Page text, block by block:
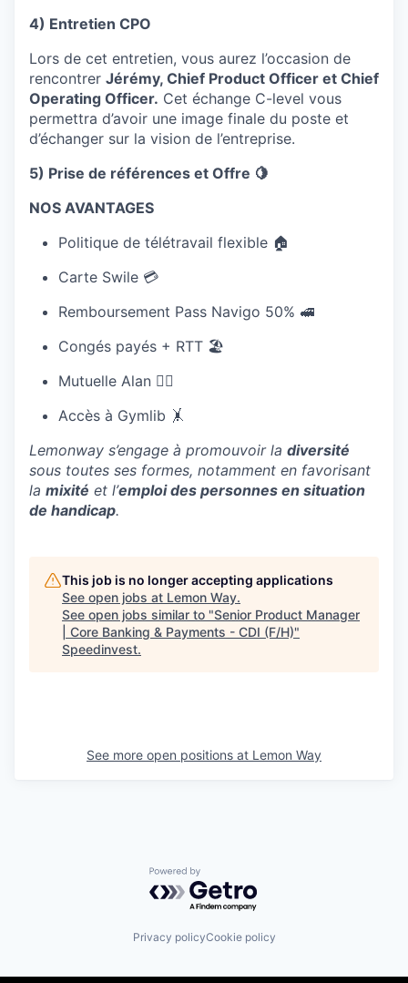
4) Entretien CPO
Lors de cet entretien, vous aurez l’occasion de
rencontrer Jérémy, Chief Product Officer et Chief
Operating Officer. Cet échange C-level vous
permettra d’avoir une image finale du poste et
d’échanger sur la vision de l’entreprise.
5) Prise de références et Offre 🍋
NOS AVANTAGES
Politique de télétravail flexible 🏠
Carte Swile 💳
Remboursement Pass Navigo 50% 🚅
Congés payés + RTT 🏖
Mutuelle Alan 👩‍⚕️
Accès à Gymlib 🤸
Lemonway s’engage à promouvoir la diversité
sous toutes ses formes, notamment en favorisant
la mixité et l’emploi des personnes en situation
de handicap.
This job is no longer accepting applications
See open jobs at Lemon Way.
See open jobs similar to "Senior Product Manager
| Core Banking & Payments - CDI (F/H)"
Speedinvest.
See more open positions at Lemon Way
Powered by Getro.com
Privacy policyCookie policy